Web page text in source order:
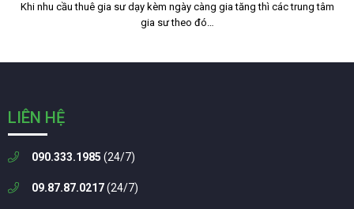
Khi nhu cầu thuê gia sư dạy kèm ngày càng gia tăng thì các trung tâm
gia sư theo đó…
LIÊN HỆ
090.333.1985 (24/7)
09.87.87.0217(24/7)